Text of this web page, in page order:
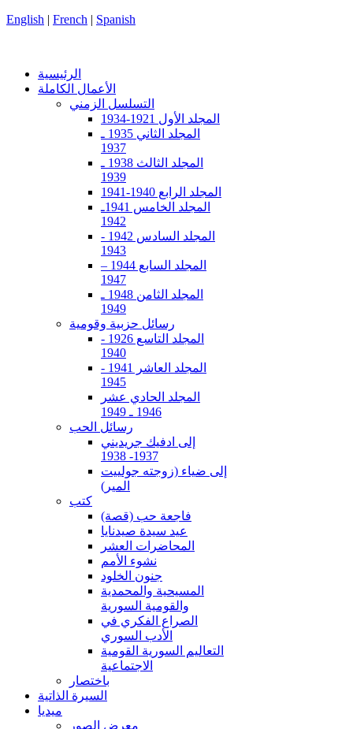
English | French | Spanish
الرئيسية
الأعمال الكاملة
التسلسل الزمني
المجلد الأول 1921-1934
المجلد الثاني 1935 ـ
1937
المجلد الثالث 1938 ـ
1939
المجلد الرابع 1940-1941
المجلد الخامس 1941ـ
1942
المجلد السادس 1942 -
1943
المجلد السابع 1944 –
1947
المجلد الثامن 1948 ـ
1949
رسائل حزبية وقومية
المجلد التاسع 1926 -
1940
المجلد العاشر 1941 -
1945
المجلد الحادي عشر
1946 ـ 1949
رسائل الحب
إلى ادفيك جريديني
1937- 1938
إلى ضياء (زوجته جولييت
المير)
كتب
فاجعة حب (قصة)
عيد سيدة صيدنايا
المحاضرات العشر
نشوء الأمم
جنون الخلود
المسيحية والمحمدية
والقومية السورية
الصراع الفكري في
الأدب السوري
التعاليم السورية القومية
الاجتماعية
باختصار
السيرة الذاتية
ميديا
معرض الصور